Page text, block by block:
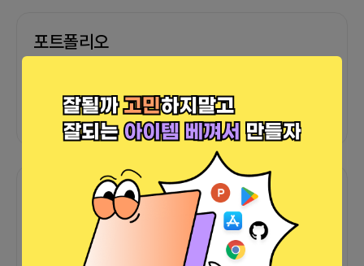
포트폴리오
외부 연동 정보가 없습니다
함께한 사람들이 남긴 말
0 0